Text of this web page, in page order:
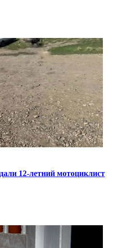
12-летний мотоциклист